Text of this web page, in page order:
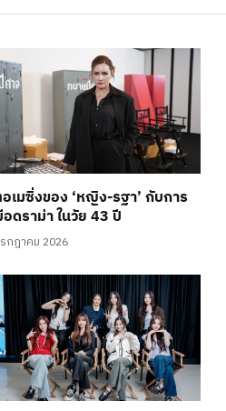
เมซิ่งของ ‘หญิง-รฐา’ กับการ
ดราม่า ในวัย 43 ปี
กฎาคม 2026